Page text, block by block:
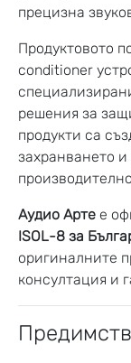
прецизна
Продуктовото
conditioner
решения за
продукти са
захранването
Аудио Арте е
ISOL-8 за
оригиналните
консултация и